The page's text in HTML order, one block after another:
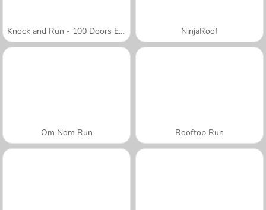
Knock and Run - 100 Doors Escape NinjaRoof
Om Nom Run Rooftop Run